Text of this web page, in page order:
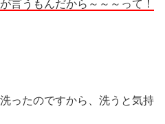
言うもんだから～～～って！
ったのですから、洗うと気持